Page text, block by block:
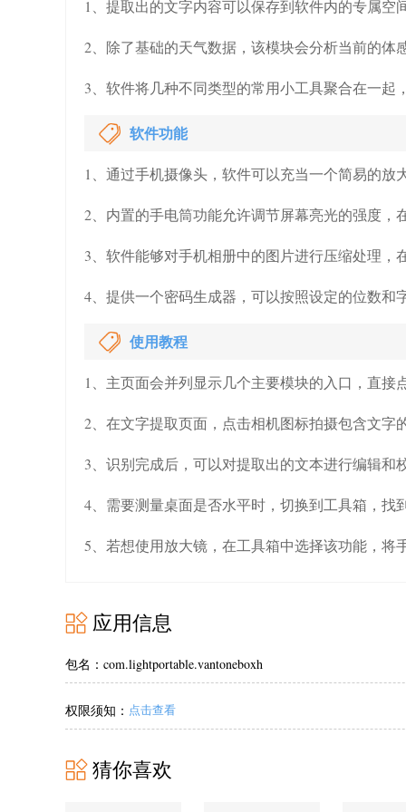
1、提取出的文字内容可以保存到软件内的专属
2、除了基础的天气数据，该模块会分析当前的
3、软件将几种不同类型的常用小工具聚合在一
软件功能
1、通过手机摄像头，软件可以充当一个简易的
2、内置的手电筒功能允许调节屏幕亮光的强度，
3、软件能够对手机相册中的图片进行压缩处理
4、提供一个密码生成器，可以按照设定的位数和
使用教程
1、主页面会并列显示几个主要模块的入口，直接
2、在文字提取页面，点击相机图标拍摄包含文
3、识别完成后，可以对提取出的文本进行编辑
4、需要测量桌面是否水平时，切换到工具箱，
5、若想使用放大镜，在工具箱中选择该功能，
应用信息
包名：com.lightportable.vantoneboxh
权限须知： 点击查看
猜你喜欢